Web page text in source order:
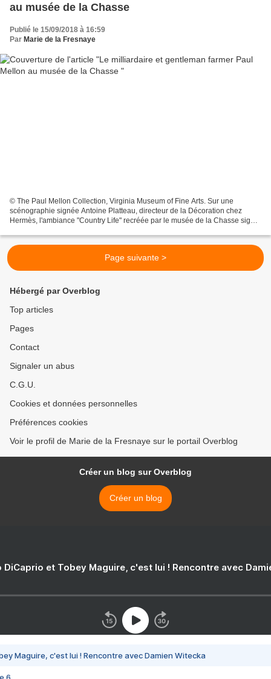
au musée de la Chasse
Publié le 15/09/2018 à 16:59
Par Marie de la Fresnaye
© The Paul Mellon Collection, Virginia Museum of Fine Arts. Sur une
scénographie signée Antoine Platteau, directeur de la Décoration chez
Hermès, l'ambiance "Country Life" recréée par le musée de la Chasse signe
Page suivante >
Hébergé par Overblog
Top articles
Pages
Contact
Signaler un abus
C.G.U.
Cookies et données personnelles
Préférences cookies
Voir le profil de Marie de la Fresnaye sur le portail Overblog
Créer un blog sur Overblog
Créer un blog
DiCaprio et Tobey Maguire, c'est lui ! Rencontre avec
Maguire, c'est lui ! Rencontre avec Damien Witecka